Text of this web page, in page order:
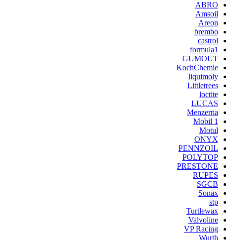
ABRO
Amsoil
Areon
brembo
castrol
formula1
GUMOUT
KochChemie
liquimoly
Littletrees
loctite
LUCAS
Menzerna
Mobil 1
Motul
ONYX
PENNZOIL
POLYTOP
PRESTONE
RUPES
SGCB
Sonax
stp
Turtlewax
Valvoline
VP Racing
Wurth